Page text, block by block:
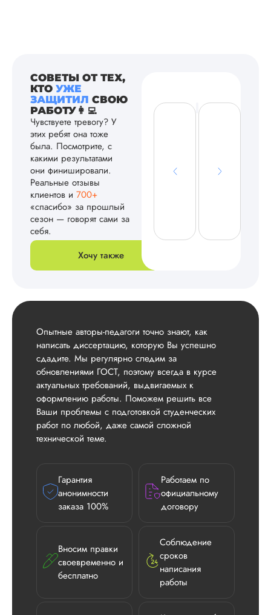
СОВЕТЫ ОТ ТЕХ,
КТО УЖЕ
ЗАЩИТИЛ СВОЮ
РАБОТУ👩‍💻
Чувствуете тревогу? У
этих ребят она тоже
была. Посмотрите, с
какими результатами
они финишировали.
Реальные отзывы
клиентов и 700+
«спасибо» за прошлый
сезон — говорят сами за
себя.
Хочу также
Опытные авторы-педагоги точно знают, как
написать диссертацию, которую Вы успешно
сдадите. Мы регулярно следим за
обновлениями ГОСТ, поэтому всегда в курсе
актуальных требований, выдвигаемых к
оформлению работы. Поможем решить все
Ваши проблемы с подготовкой студенческих
работ по любой, даже самой сложной
технической теме.
Гарантия
анонимности
заказа 100%
Работаем по
официальному
договору
Вносим правки
своевременно и
бесплатно
Соблюдение
сроков
написания
работы